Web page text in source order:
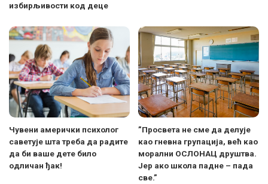
избирљивости код деце
Чувени амерички психолог
саветује шта треба да радите
да би ваше дете било
одличан ђак!
”Просвета не сме да делује
као гневна групација, већ као
морални ОСЛОНАЦ друштва.
Јер ако школа падне – пада
све.”